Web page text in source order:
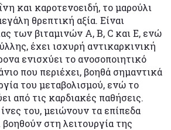
και καροτενοειδή, το μαρούλι
θρεπτική αξία. Είναι
των βιταμινών Α, Β, C και E, ενώ
έχει ισχυρή αντικαρκινική
ενισχύει το ανοσοποιητικό
που περιέχει, βοηθά σημαντικά
του μεταβολισμού, ενώ το
από τις καρδιακές παθήσεις.
του, μειώνουν τα επίπεδα
στη λειτουργία της